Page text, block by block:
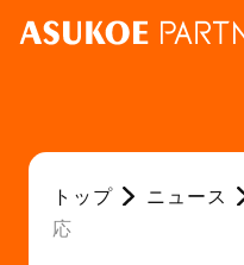
トップ ニュース
応